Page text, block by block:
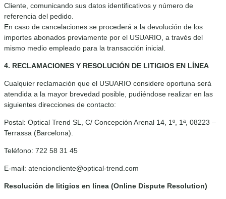
Cliente, comunicando sus datos identificativos y número de
referencia del pedido.
En caso de cancelaciones se procederá a la devolución de los
importes abonados previamente por el USUARIO, a través del
mismo medio empleado para la transacción inicial.
4. RECLAMACIONES Y RESOLUCIÓN DE LITIGIOS EN LÍNEA
Cualquier reclamación que el USUARIO considere oportuna será
atendida a la mayor brevedad posible, pudiéndose realizar en las
siguientes direcciones de contacto:
Postal: Optical Trend SL, C/ Concepción Arenal 14, 1º, 1ª, 08223 –
Terrassa (Barcelona).
Teléfono: 722 58 31 45
E-mail: atencioncliente@optical-trend.com
Resolución de litigios en línea (Online Dispute Resolution)